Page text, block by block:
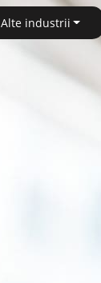
Alte industrii